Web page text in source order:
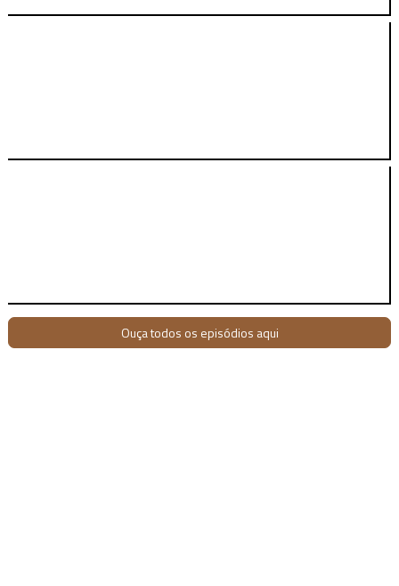
Ouça todos os episódios aqui